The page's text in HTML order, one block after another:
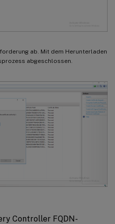
ab. Mit dem Herunterladen
abgeschlossen.
Controller FQDN-